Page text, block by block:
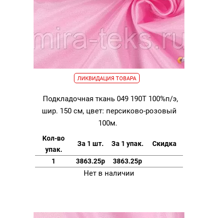
ЛИКВИДАЦИЯ ТОВАРА
Подкладочная ткань 049 190Т 100%п/э,
шир. 150 см, цвет: персиково-розовый
100м.
Кол-во
упак.
За 1 шт. За 1 упак. Скидка
1 3863.25р 3863.25р
Нет в наличии